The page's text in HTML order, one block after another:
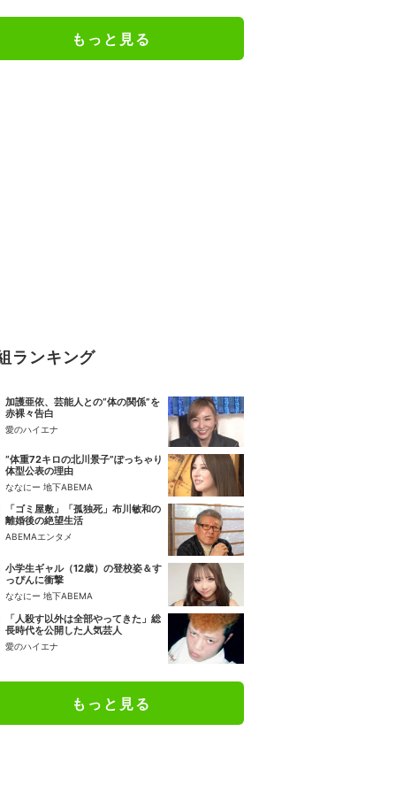
もっと見る
ランキング
加護亜依、芸能人との“体の関係”を
赤裸々告白
愛のハイエナ
“体重72キロの北川景子”ぽっちゃり
体型公表の理由
ななにー 地下ABEMA
「ゴミ屋敷」「孤独死」布川敏和の
離婚後の絶望生活
ABEMAエンタメ
小学生ギャル（12歳）の登校姿＆す
っぴんに衝撃
ななにー 地下ABEMA
「人殺す以外は全部やってきた」総
長時代を公開した人気芸人
愛のハイエナ
もっと見る